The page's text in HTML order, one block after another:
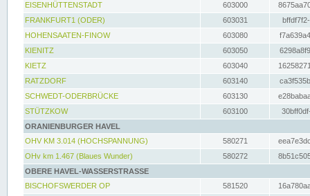
EISENHÜTTENSTADT
603000
FRANKFURT1 (ODER)
603031
HOHENSAATEN-FINOW
603080
KIENITZ
603050
KIETZ
603040
RATZDORF
603140
SCHWEDT-ODERBRÜCKE
603130
STÜTZKOW
603100
ORANIENBURGER HAVEL
OHV KM 3.014 (HOCHSPANNUNG)
580271
OHv km 1.467 (Blaues Wunder)
580272
OBERE HAVEL-WASSERSTRASSE
BISCHOFSWERDER OP
581520